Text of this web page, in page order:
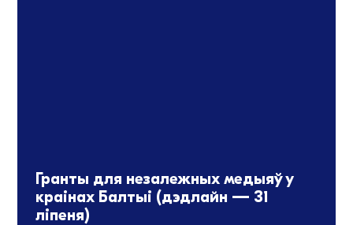
Гранты для незалежных медыяў у
краінах Балтыі (дэдлайн — 31
ліпеня)